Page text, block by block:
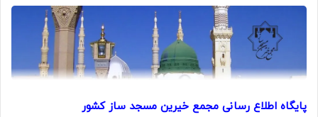
پایگاه اطلاع رسانی مجمع خیرین مسجد ساز کشور